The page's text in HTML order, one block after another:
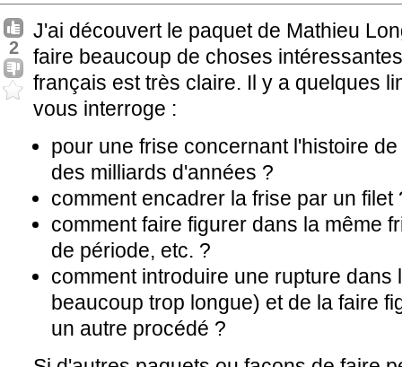
2
J'ai découvert le paquet de Mathieu
faire beaucoup de choses
français est très claire. Il y a quelques
vous interroge :
pour une frise concernant l'histoire
des milliards d'années ?
comment encadrer la frise par un filet
comment faire figurer dans la même
de période, etc. ?
comment introduire une rupture
beaucoup trop longue) et de la faire
un autre procédé ?